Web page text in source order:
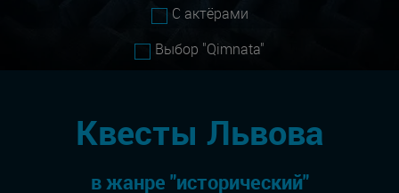
С актёрами
Выбор "Qimnata"
Квесты Львова
в жанре "исторический"